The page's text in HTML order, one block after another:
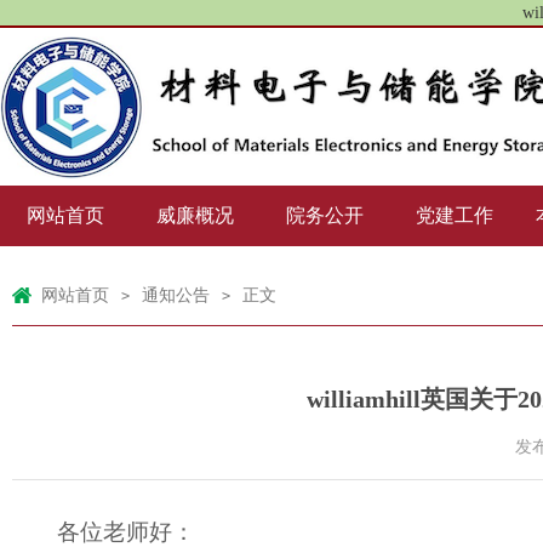
网站首页 威廉概况 院务公开 党建工作
网站首页 > 通知公告 > 正文
williamhill英国关于
发
各位老师好：